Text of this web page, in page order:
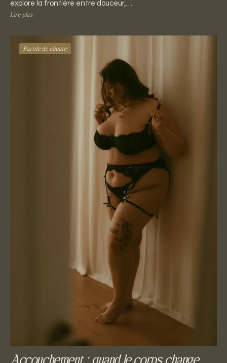
explore la frontière entre douceur,…
Lire plus
Parole de cliente